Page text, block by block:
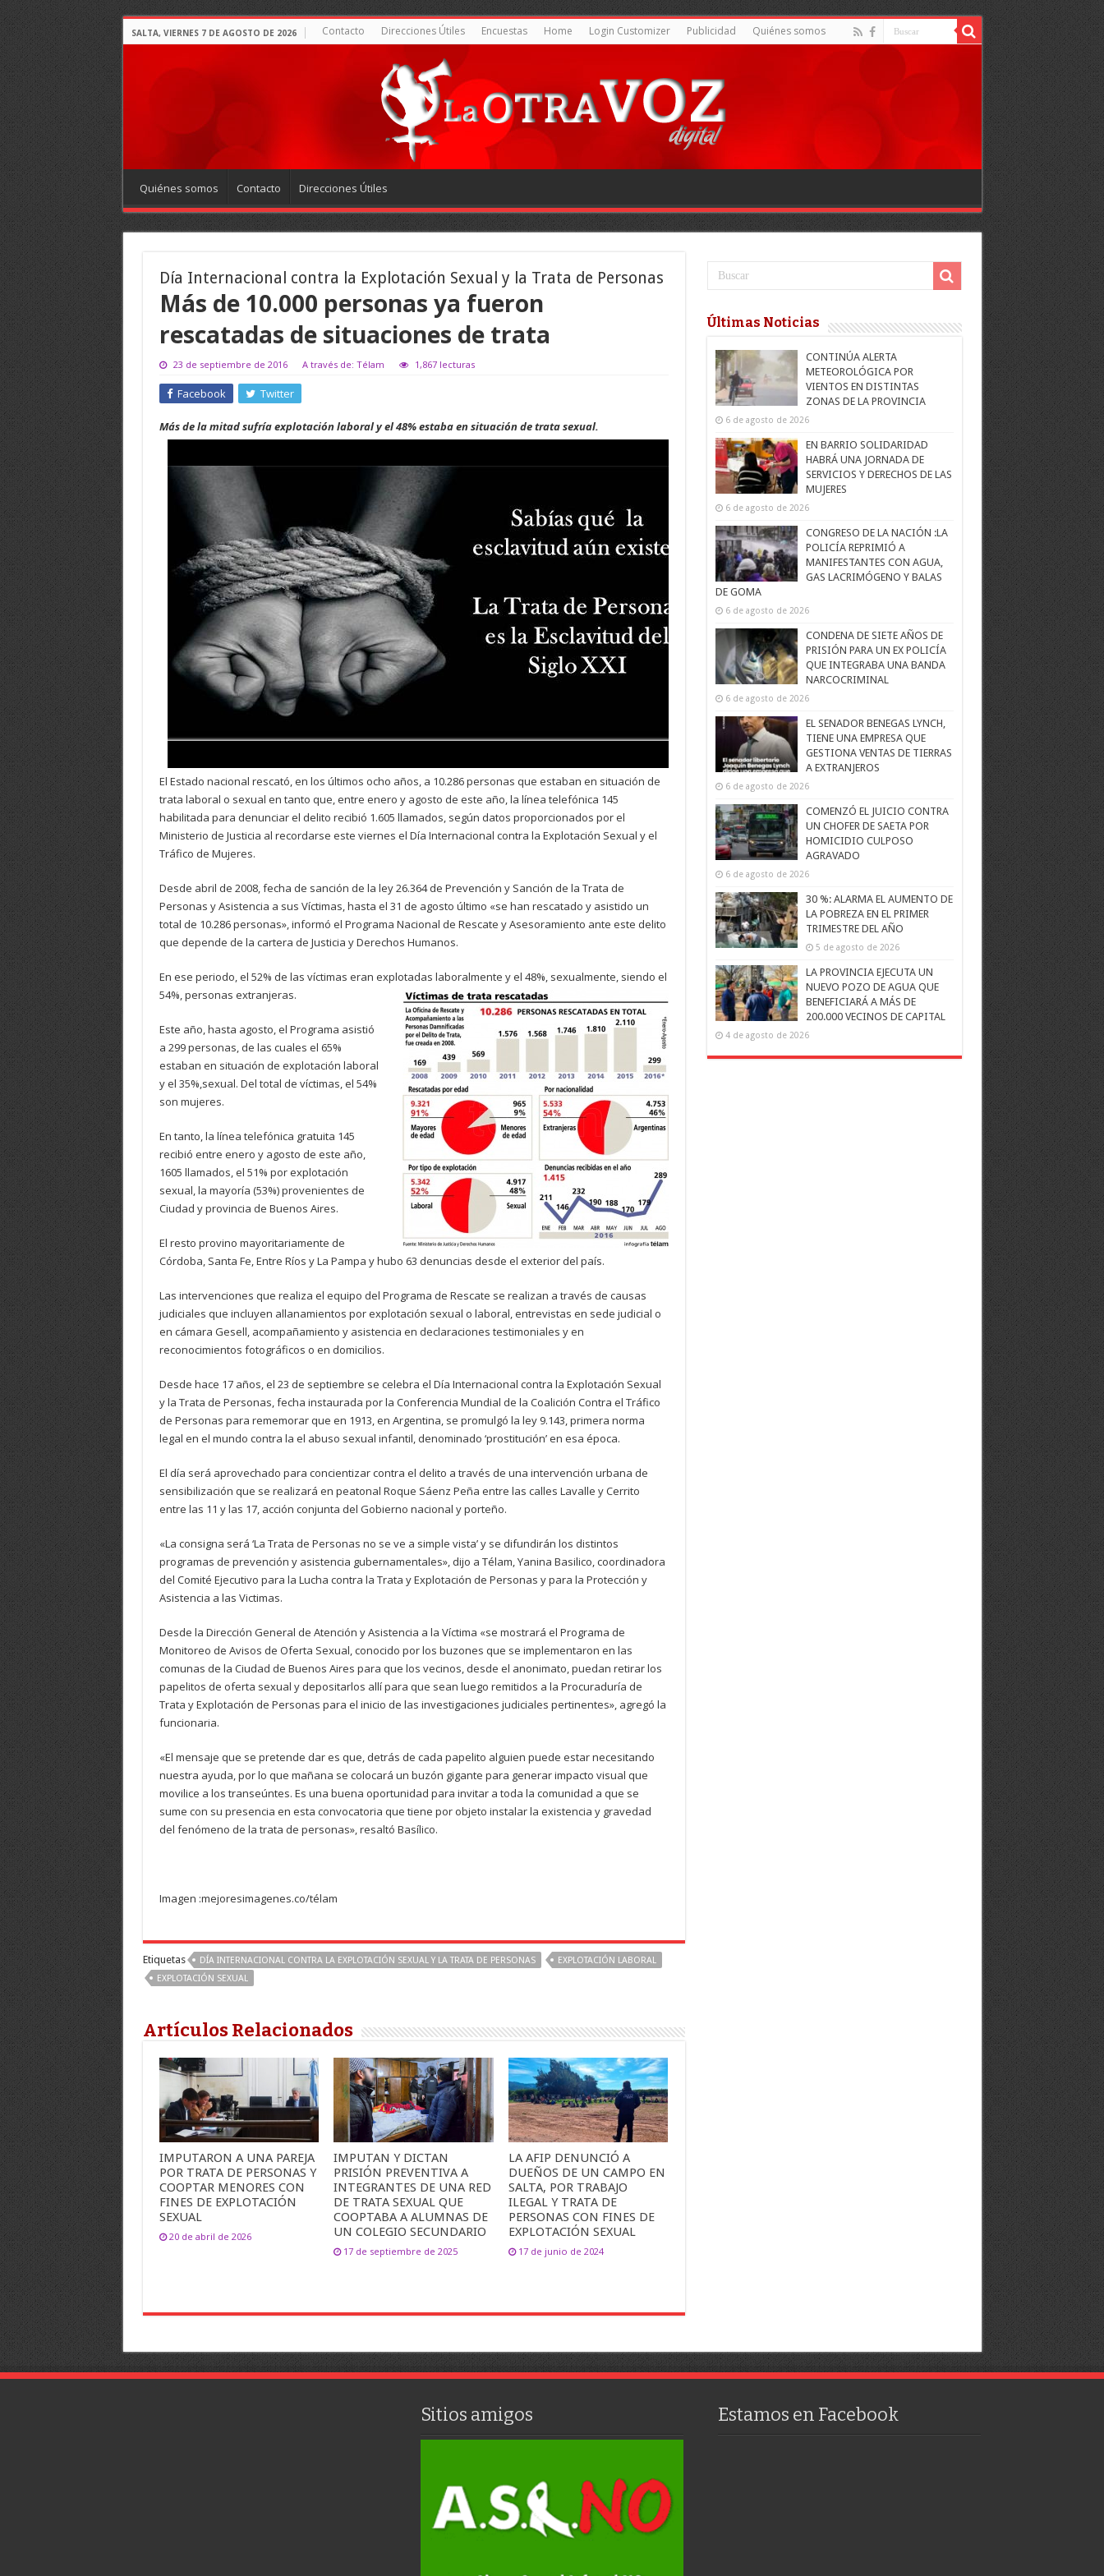
SALTA, VIERNES 7 DE AGOSTO DE 2026 Contacto Direcciones Útiles Encuestas Home Login Customizer Publicidad Quiénes somos
Quiénes somos Contacto Direcciones Útiles
Día Internacional contra la Explotación Sexual y la Trata de Personas
Más de 10.000 personas ya fueron
rescatadas de situaciones de trata
23 de septiembre de 2016 A través de: Télam 1,867 lecturas
Facebook Twitter
Más de la mitad sufría explotación laboral y el 48% estaba en situación de trata sexual.
El Estado nacional rescató, en los últimos ocho años, a 10.286 personas que estaban en situación de
trata laboral o sexual en tanto que, entre enero y agosto de este año, la línea telefónica 145
habilitada para denunciar el delito recibió 1.605 llamados, según datos proporcionados por el
Ministerio de Justicia al recordarse este viernes el Día Internacional contra la Explotación Sexual y el
Tráfico de Mujeres.
Desde abril de 2008, fecha de sanción de la ley 26.364 de Prevención y Sanción de la Trata de
Personas y Asistencia a sus Víctimas, hasta el 31 de agosto último «se han rescatado y asistido un
total de 10.286 personas», informó el Programa Nacional de Rescate y Asesoramiento ante este delito
que depende de la cartera de Justicia y Derechos Humanos.
En ese periodo, el 52% de las víctimas eran explotadas laboralmente y el 48%, sexualmente, siendo el
54%, personas extranjeras.
Este año, hasta agosto, el Programa asistió
a 299 personas, de las cuales el 65%
estaban en situación de explotación laboral
y el 35%,sexual. Del total de víctimas, el 54%
son mujeres.
En tanto, la línea telefónica gratuita 145
recibió entre enero y agosto de este año,
1605 llamados, el 51% por explotación
sexual, la mayoría (53%) provenientes de
Ciudad y provincia de Buenos Aires.
El resto provino mayoritariamente de
Córdoba, Santa Fe, Entre Ríos y La Pampa y hubo 63 denuncias desde el exterior del país.
Las intervenciones que realiza el equipo del Programa de Rescate se realizan a través de causas
judiciales que incluyen allanamientos por explotación sexual o laboral, entrevistas en sede judicial o
en cámara Gesell, acompañamiento y asistencia en declaraciones testimoniales y en
reconocimientos fotográficos o en domicilios.
Desde hace 17 años, el 23 de septiembre se celebra el Día Internacional contra la Explotación Sexual
y la Trata de Personas, fecha instaurada por la Conferencia Mundial de la Coalición Contra el Tráfico
de Personas para rememorar que en 1913, en Argentina, se promulgó la ley 9.143, primera norma
legal en el mundo contra la el abuso sexual infantil, denominado ‘prostitución’ en esa época.
El día será aprovechado para concientizar contra el delito a través de una intervención urbana de
sensibilización que se realizará en peatonal Roque Sáenz Peña entre las calles Lavalle y Cerrito
entre las 11 y las 17, acción conjunta del Gobierno nacional y porteño.
«La consigna será ‘La Trata de Personas no se ve a simple vista’ y se difundirán los distintos
programas de prevención y asistencia gubernamentales», dijo a Télam, Yanina Basilico, coordinadora
del Comité Ejecutivo para la Lucha contra la Trata y Explotación de Personas y para la Protección y
Asistencia a las Victimas.
Desde la Dirección General de Atención y Asistencia a la Víctima «se mostrará el Programa de
Monitoreo de Avisos de Oferta Sexual, conocido por los buzones que se implementaron en las
comunas de la Ciudad de Buenos Aires para que los vecinos, desde el anonimato, puedan retirar los
papelitos de oferta sexual y depositarlos allí para que sean luego remitidos a la Procuraduría de
Trata y Explotación de Personas para el inicio de las investigaciones judiciales pertinentes», agregó la
funcionaria.
«El mensaje que se pretende dar es que, detrás de cada papelito alguien puede estar necesitando
nuestra ayuda, por lo que mañana se colocará un buzón gigante para generar impacto visual que
movilice a los transeúntes. Es una buena oportunidad para invitar a toda la comunidad a que se
sume con su presencia en esta convocatoria que tiene por objeto instalar la existencia y gravedad
del fenómeno de la trata de personas», resaltó Basílico.
Imagen :mejoresimagenes.co/télam
Etiquetas DÍA INTERNACIONAL CONTRA LA EXPLOTACIÓN SEXUAL Y LA TRATA DE PERSONAS
EXPLOTACIÓN LABORAL
EXPLOTACIÓN SEXUAL
Artículos Relacionados
IMPUTARON A UNA PAREJA
POR TRATA DE PERSONAS Y
COOPTAR MENORES CON
FINES DE EXPLOTACIÓN
SEXUAL
20 de abril de 2026
IMPUTAN Y DICTAN
PRISIÓN PREVENTIVA A
INTEGRANTES DE UNA RED
DE TRATA SEXUAL QUE
COOPTABA A ALUMNAS DE
UN COLEGIO SECUNDARIO
17 de septiembre de 2025
LA AFIP DENUNCIÓ A
DUEÑOS DE UN CAMPO EN
SALTA, POR TRABAJO
ILEGAL Y TRATA DE
PERSONAS CON FINES DE
EXPLOTACIÓN SEXUAL
17 de junio de 2024
Últimas Noticias
CONTINÚA ALERTA
METEOROLÓGICA POR
VIENTOS EN DISTINTAS
ZONAS DE LA PROVINCIA
6 de agosto de 2026
EN BARRIO SOLIDARIDAD
HABRÁ UNA JORNADA DE
SERVICIOS Y DERECHOS DE LAS
MUJERES
6 de agosto de 2026
CONGRESO DE LA NACIÓN :LA
POLICÍA REPRIMIÓ A
MANIFESTANTES CON AGUA,
GAS LACRIMÓGENO Y BALAS
DE GOMA
6 de agosto de 2026
CONDENA DE SIETE AÑOS DE
PRISIÓN PARA UN EX POLICÍA
QUE INTEGRABA UNA BANDA
NARCOCRIMINAL
6 de agosto de 2026
EL SENADOR BENEGAS LYNCH,
TIENE UNA EMPRESA QUE
GESTIONA VENTAS DE TIERRAS
A EXTRANJEROS
6 de agosto de 2026
COMENZÓ EL JUICIO CONTRA
UN CHOFER DE SAETA POR
HOMICIDIO CULPOSO
AGRAVADO
6 de agosto de 2026
30 %: ALARMA EL AUMENTO DE
LA POBREZA EN EL PRIMER
TRIMESTRE DEL AÑO
5 de agosto de 2026
LA PROVINCIA EJECUTA UN
NUEVO POZO DE AGUA QUE
BENEFICIARÁ A MÁS DE
200.000 VECINOS DE CAPITAL
4 de agosto de 2026
Sitios amigos Estamos en Facebook